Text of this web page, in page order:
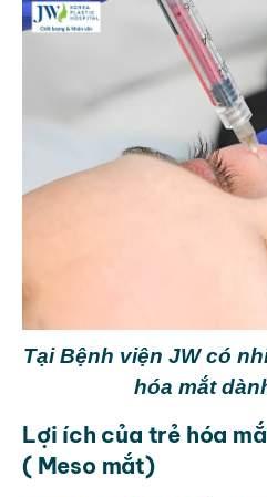
Tại Bệnh viện JW có
hóa mắt
Lợi ích của trẻ hóa
( Meso mắt)